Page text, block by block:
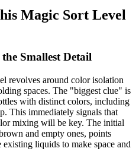
Magic Sort Level
Smallest Detail
revolves around color isolation
spaces. The "biggest clue" is
with distinct colors, including
This immediately signals that
mixing will be key. The initial
and empty ones, points
liquids to make space and